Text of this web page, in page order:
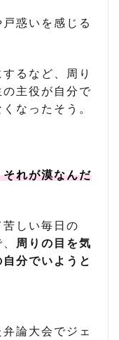
惑いを感じる
るなど、周り
主役が自分で
なったそう。
れが漠なんだ
しい毎日の
周りの目を気
分でいようと
論大会でジェ